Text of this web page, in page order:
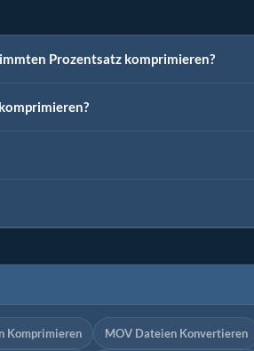
Prozentsatz komprimieren?
Komprimieren MOV Dateien Konvertieren